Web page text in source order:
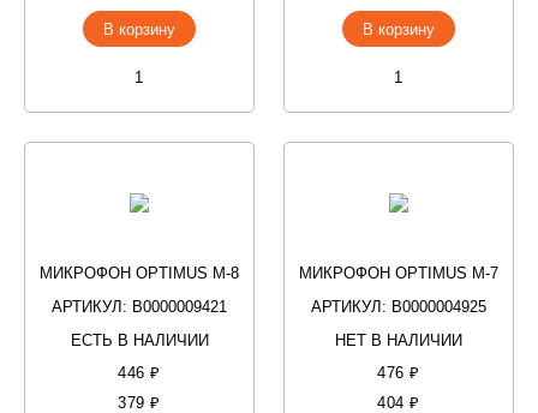
В корзину В корзину
МИКРОФОН OPTIMUS M-8
АРТИКУЛ: В0000009421
ЕСТЬ В НАЛИЧИИ
446 ₽
379 ₽
МИКРОФОН OPTIMUS M-7
АРТИКУЛ: В0000004925
НЕТ В НАЛИЧИИ
476 ₽
404 ₽